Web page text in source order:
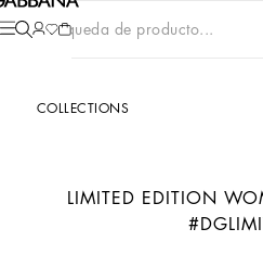
Búsqueda de producto...
COLLECTIONS
LIMITED EDITION